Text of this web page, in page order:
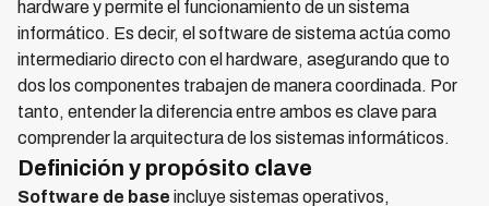
hardware y permite el funcionamiento de un sistema
informático. Es decir, el software de sistema actúa como
intermediario directo con el hardware, asegurando que to
dos los componentes trabajen de manera coordinada. Por
tanto, entender la diferencia entre ambos es clave para
comprender la arquitectura de los sistemas informáticos.
Definición y propósito clave
Software de base incluye sistemas operativos,